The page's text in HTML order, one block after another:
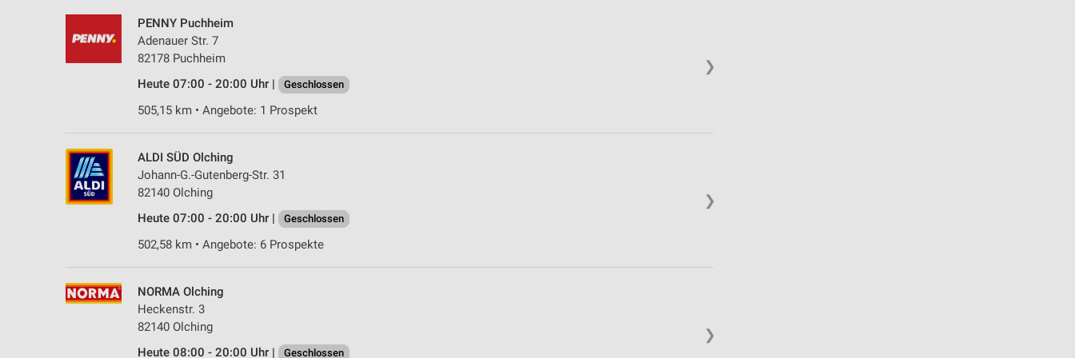
❯
PENNY Puchheim
Adenauer Str. 7
82178 Puchheim
Heute 07:00 - 20:00 Uhr |
Geschlossen
505,15 km • Angebote: 1 Prospekt
❯
ALDI SÜD Olching
Johann-G.-Gutenberg-Str. 31
82140 Olching
Heute 07:00 - 20:00 Uhr |
Geschlossen
502,58 km • Angebote: 6 Prospekte
❯
NORMA Olching
Heckenstr. 3
82140 Olching
Heute 08:00 - 20:00 Uhr |
Geschlossen